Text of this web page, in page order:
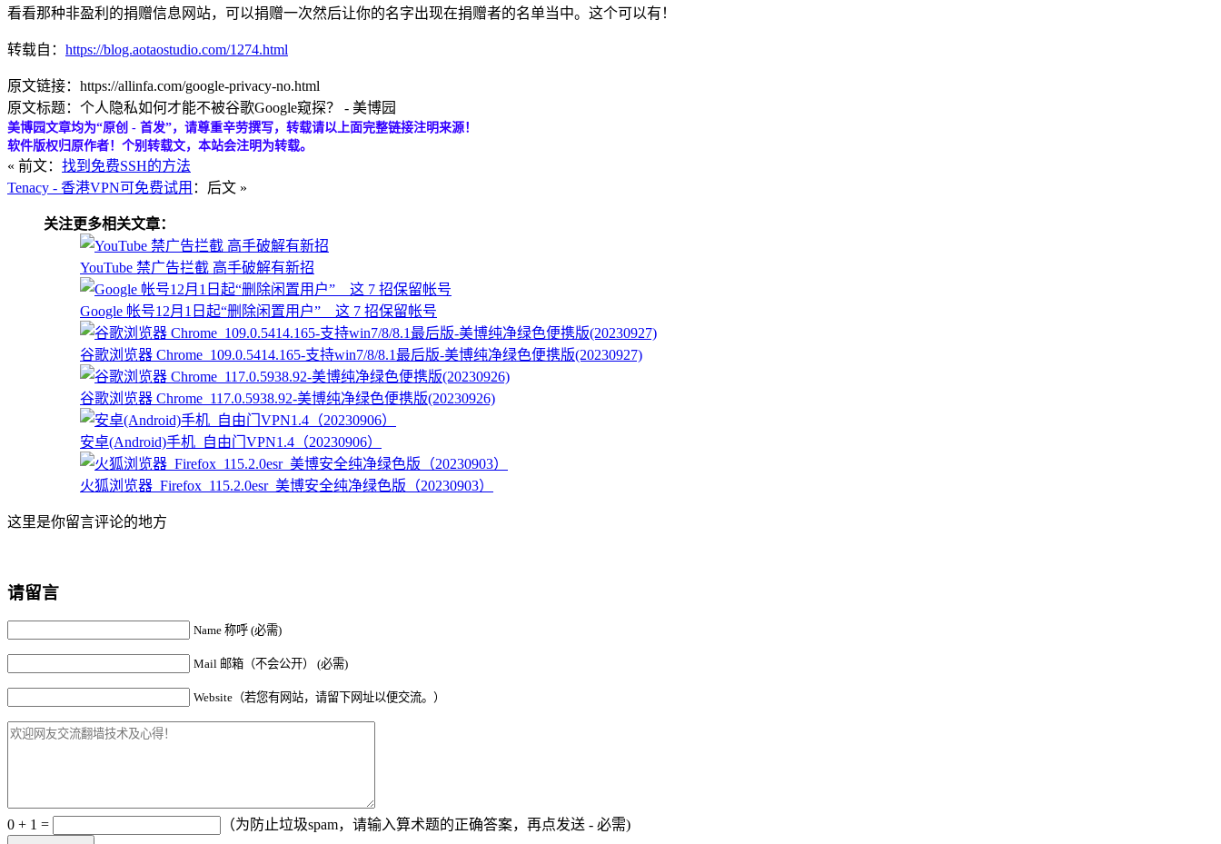
看看那种非盈利的捐赠信息网站，可以捐赠一次然后让你的名字出现在捐赠者的名单当中。这个可以有！
转载自： https://blog.aotaostudio.com/1274.html
原文链接：https://allinfa.com/google-privacy-no.html
原文标题：个人隐私如何才能不被谷歌Google窥探？ - 美博园
美博园文章均为“原创 - 首发”，请尊重辛劳撰写，转载请以上面完整链接注明来源！
软件版权归原作者！个别转载文，本站会注明为转载。
« 前文： 找到免费SSH的方法
Tenacy - 香港VPN可免费试用 ：后文 »
关注更多相关文章：
YouTube 禁广告拦截 高手破解有新招
Google 帐号12月1日起“删除闲置用户” 这 7 招保留帐号
谷歌浏览器 Chrome_109.0.5414.165-支持win7/8/8.1最后版-美博纯净绿色便携版(20230927)
谷歌浏览器 Chrome_117.0.5938.92-美博纯净绿色便携版(20230926)
安卓(Android)手机_自由门VPN1.4（20230906）
火狐浏览器_Firefox_115.2.0esr_美博安全纯净绿色版（20230903）
这里是你留言评论的地方
请留言
Name 称呼 (必需)
Mail 邮箱（不会公开） (必需)
Website（若您有网站，请留下网址以便交流。）
0 + 1 = （为防止垃圾spam，请输入算术题的正确答案，再点发送 - 必需)